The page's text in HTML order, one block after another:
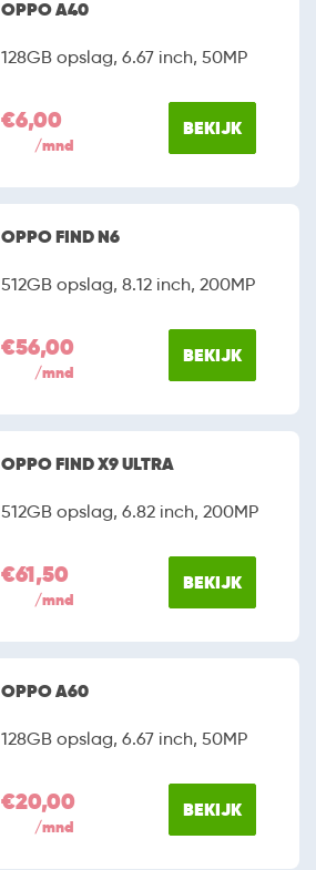
OPPO A40
128GB opslag, 6.67 inch, 50MP
€6,00
/mnd
BEKIJK
OPPO FIND N6
512GB opslag, 8.12 inch, 200MP
€56,00
/mnd
BEKIJK
OPPO FIND X9 ULTRA
512GB opslag, 6.82 inch, 200MP
€61,50
/mnd
BEKIJK
OPPO A60
128GB opslag, 6.67 inch, 50MP
€20,00
/mnd
BEKIJK